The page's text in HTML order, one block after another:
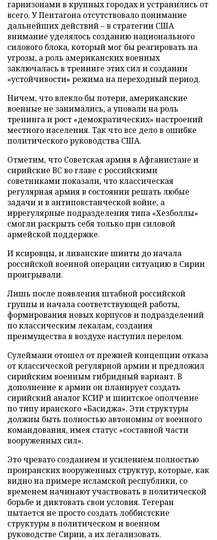
гарнизонами в крупных городах и устранились от
всего. У Пентагона отсутствовало понимание
дальнейших действий – в стратегии США
внимание уделялось созданию национального
силового блока, который мог бы реагировать на
угрозы, а роль американских военных
заключалась в тренинге этих сил и создании
«устойчивости» режима на переходный период.
Ничем, что влекло бы потери, американские
военные не занимались, а уповали на роль
тренинга и рост «демократических» настроений
местного населения. Так что все дело в ошибке
политического руководства США.
Отметим, что Советская армия в Афганистане и
сирийские ВС во главе с российскими
советниками показали, что классическая
регулярная армия в состоянии решать любые
задачи и в антиповстанческой войне, а
иррегулярные подразделения типа «Хезболлы»
смогли раскрыть себя только при силовой
армейской поддержке.
И ксировцы, и ливанские шииты до начала
российской военной операции ситуацию в Сирии
проигрывали.
Лишь после появления штабной российской
группы и начала соответствующей работы,
формирования новых корпусов и подразделений
по классическим лекалам, создания
преимущества в воздухе наступил перелом.
Сулеймани отошел от прежней концепции отказа
от классической регулярной армии и предложил
сирийским военным гибридный вариант. В
дополнение к армии он планирует создать
сирийский аналог КСИР и шиитское ополчение
по типу иранского «Басиджа». Эти структуры
должны быть полностью автономны от военного
командования, имея статус «составной части
вооруженных сил».
Это чревато созданием и усилением полностью
проиранских вооруженных структур, которые, как
видно на примере исламской республики, со
временем начинают участвовать в политической
борьбе и диктовать свои условия. Тегеран
пытается не просто создать лоббистские
структуры в политическом и военном
руководстве Сирии, а их легализовать.